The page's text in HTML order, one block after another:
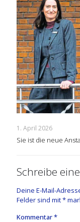
1. April 2026
Sie ist die neue
Schreibe
Deine E-Mail-
Felder sind mit*
Kommentar*